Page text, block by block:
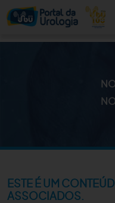
PUBLICAÇÕES
ESTE É UM
ASSOCIADOS.